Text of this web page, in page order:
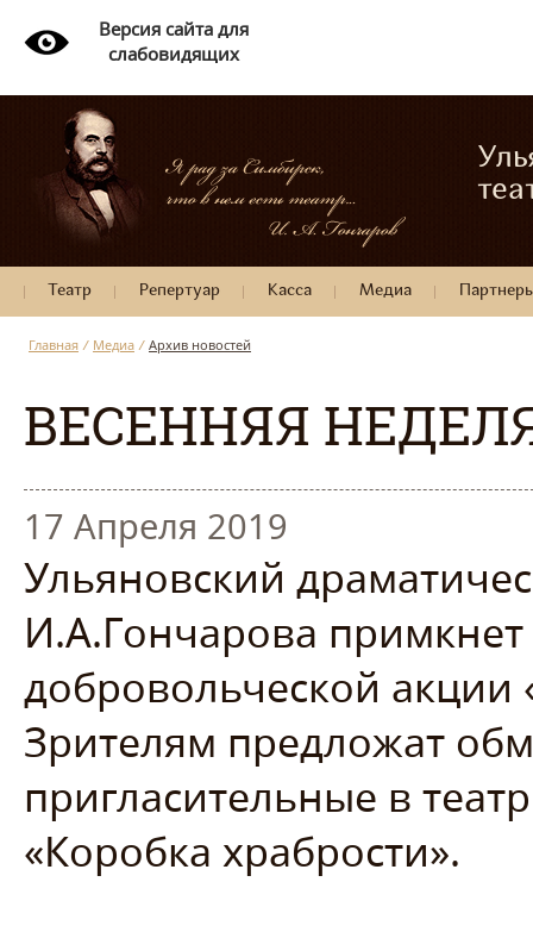
Версия сайта для
слабовидящих
Театр Репертуар Касса Медиа
Главная / Медиа / Архив новостей
ВЕСЕННЯЯ
17 Апреля 2019
Ульяновский
И.А.Гончарова примкнет
добровольческой акции
Зрителям предложат
пригласительные в
«Коробка храбрости».